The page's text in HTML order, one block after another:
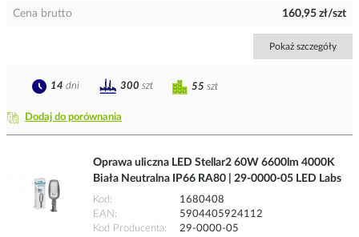
Cena brutto 160,95 zł/szt
Pokaż szczegóły
Dodaj do porównania
55 szt
14 dni 300 szt
Oprawa uliczna LED Stellar2 60W 6600lm 4000K
Biała Neutralna IP66 RA80 | 29-0000-05 LED Labs
Kod
1680408
EAN
5904405924112
Kod Producenta
29-0000-05